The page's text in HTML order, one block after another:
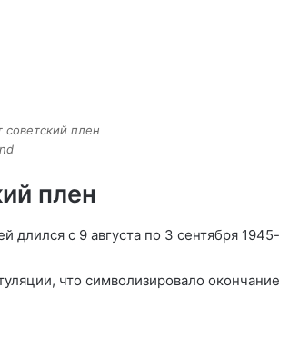
советский плен
плен
с 9 августа по 3 сентября 1945-
что символизировало окончание